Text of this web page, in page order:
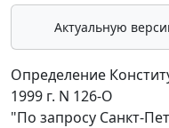
Актуальную
Определение
1999 г. N 126-О
"По запросу Санкт-